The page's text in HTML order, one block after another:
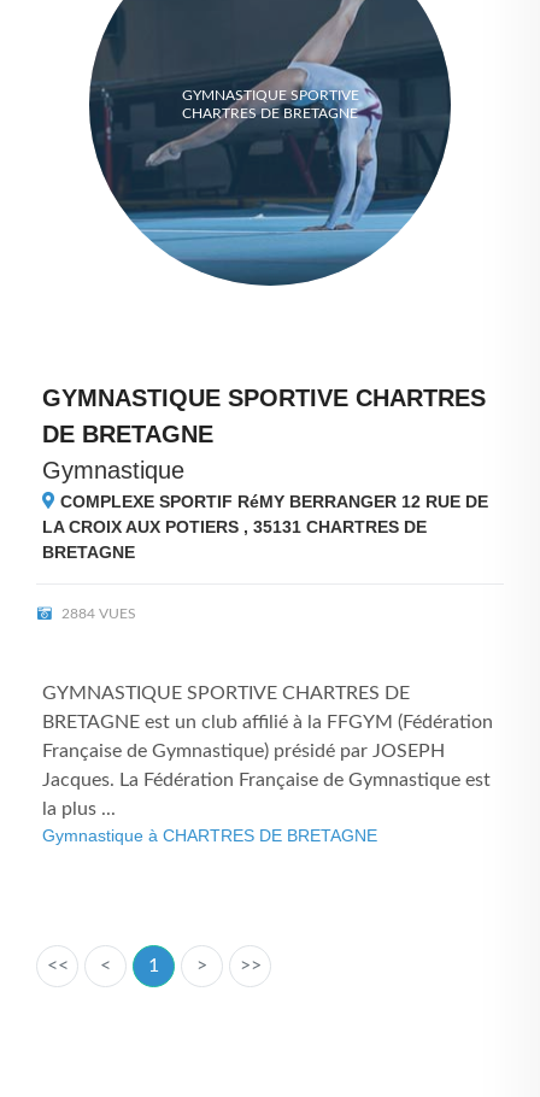
GYMNASTIQUE SPORTIVE
CHARTRES DE BRETAGNE
GYMNASTIQUE SPORTIVE CHARTRES
DE BRETAGNE
Gymnastique
COMPLEXE SPORTIF RéMY BERRANGER 12 RUE DE
LA CROIX AUX POTIERS , 35131 CHARTRES DE
BRETAGNE
2884 VUES
GYMNASTIQUE SPORTIVE CHARTRES DE
BRETAGNE est un club affilié à la FFGYM (Fédération
Française de Gymnastique) présidé par JOSEPH
Jacques. La Fédération Française de Gymnastique est
la plus ...
Gymnastique à CHARTRES DE BRETAGNE
<< < 1 > >>